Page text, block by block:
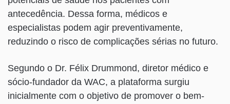
antecedência. Dessa forma, médicos e
especialistas podem agir preventivamente,
reduzindo o risco de complicações sérias no futuro.
Segundo o Dr. Félix Drummond, diretor médico e
sócio-fundador da WAC, a plataforma surgiu
inicialmente com o objetivo de promover o bem-